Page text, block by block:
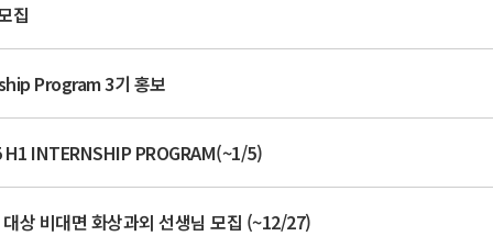
집
Program 3기 홍보
INTERNSHIP PROGRAM(~1/5)
상 비대면 화상과외 선생님 모집 (~12/27)